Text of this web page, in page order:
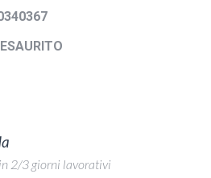
2/3 giorni lavorativi